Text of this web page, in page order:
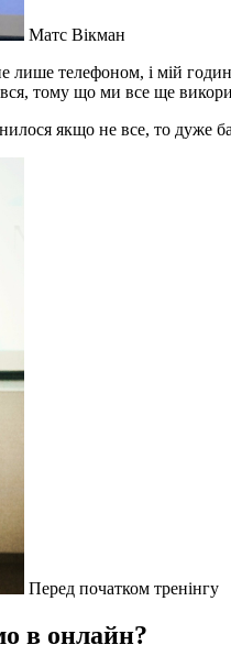
Матс Вікман
лише телефоном, і мій
тому що ми все ще
якщо не все, то дуже
Перед початком тренінгу
в онлайн?